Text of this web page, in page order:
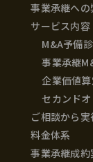
事業承継への
サービス内容
M&A予備
事業承継
企業価値
セカンド
ご相談から
料金体系
事業承継成約